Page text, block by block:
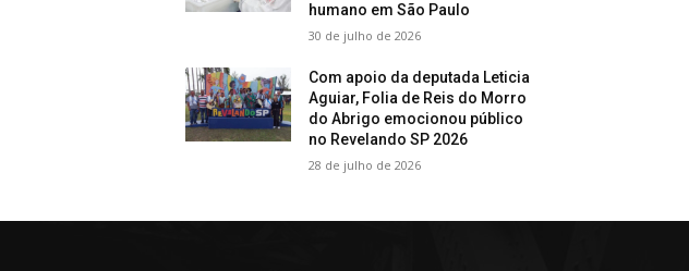
humano em São Paulo
30 de julho de 2026
Com apoio da deputada Leticia
Aguiar, Folia de Reis do Morro
do Abrigo emocionou público
no Revelando SP 2026
28 de julho de 2026